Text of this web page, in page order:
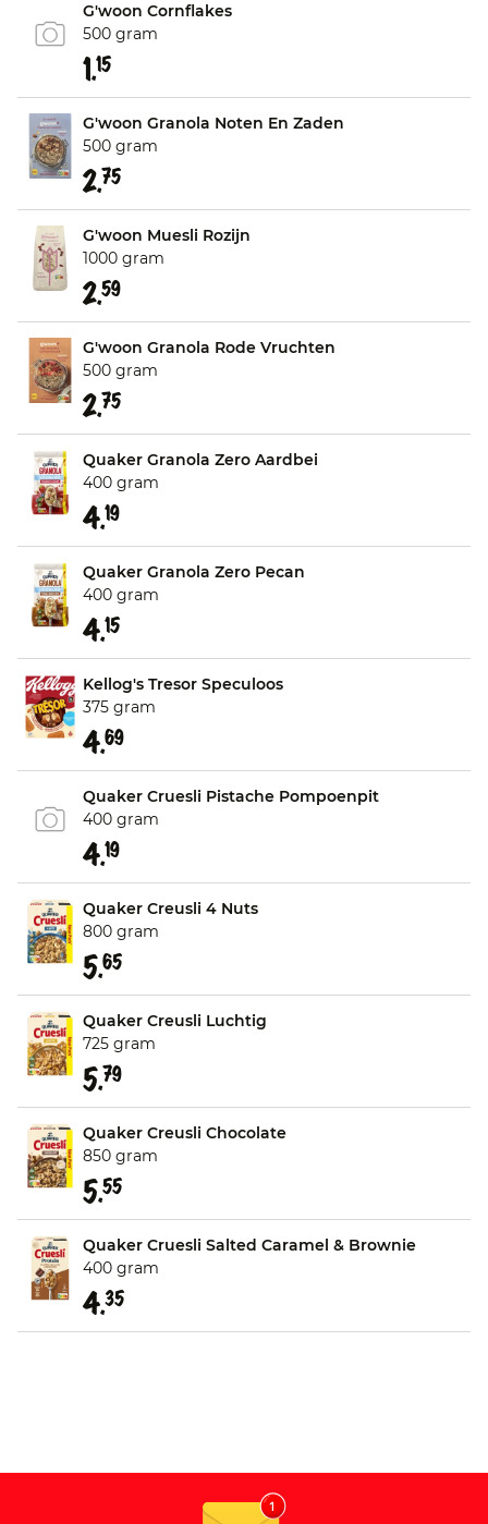
G'woon Cornflakes
500 gram
1.15
G'woon Granola Noten En Zaden
500 gram
2.75
G'woon Muesli Rozijn
1000 gram
2.59
G'woon Granola Rode Vruchten
500 gram
2.75
Quaker Granola Zero Aardbei
400 gram
4.19
Quaker Granola Zero Pecan
400 gram
4.15
Kellog's Tresor Speculoos
375 gram
4.69
Quaker Cruesli Pistache Pompoenpit
400 gram
4.19
Quaker Creusli 4 Nuts
800 gram
5.65
Quaker Creusli Luchtig
725 gram
5.79
Quaker Creusli Chocolate
850 gram
5.55
Quaker Cruesli Salted Caramel & Brownie
400 gram
4.35